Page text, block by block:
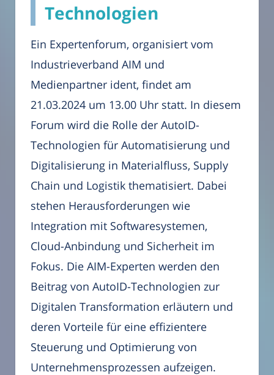
Technologien
Ein Expertenforum, organisiert vom
Industrieverband AIM und
Medienpartner ident, findet am
21.03.2024 um 13.00 Uhr statt. In diesem
Forum wird die Rolle der AutoID-
Technologien für Automatisierung und
Digitalisierung in Materialfluss, Supply
Chain und Logistik thematisiert. Dabei
stehen Herausforderungen wie
Integration mit Softwaresystemen,
Cloud-Anbindung und Sicherheit im
Fokus. Die AIM-Experten werden den
Beitrag von AutoID-Technologien zur
Digitalen Transformation erläutern und
deren Vorteile für eine effizientere
Steuerung und Optimierung von
Unternehmensprozessen aufzeigen.